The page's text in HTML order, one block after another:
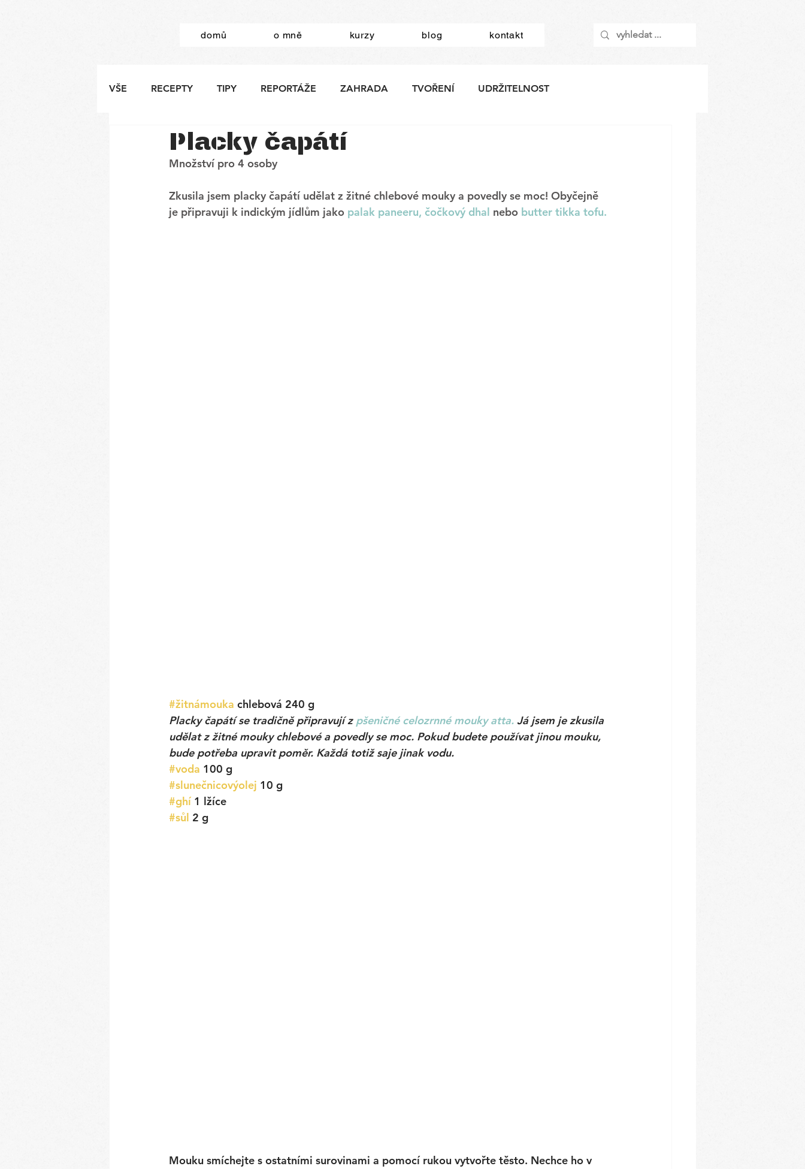
domů o mně kurzy blog kontakt
VŠE RECEPTY TIPY REPORTÁŽE ZAHRADA TVOŘENÍ UDRŽITELNOST
Placky čapátí
Množství pro 4 osoby
Zkusila jsem placky čapátí udělat z žitné chlebové mouky a povedly se moc! Obyčejně
je připravuji k indickým jídlům jako palak paneeru, čočkový dhal nebo butter tikka tofu.
#žitnámouka chlebová 240 g
Placky čapátí se tradičně připravují z pšeničné celozrnné mouky atta. Já jsem je zkusila
udělat z žitné mouky chlebové a povedly se moc. Pokud budete používat jinou mouku,
bude potřeba upravit poměr. Každá totiž saje jinak vodu.
#voda 100 g
#slunečnicovýolej 10 g
#ghí 1 lžíce
#sůl 2 g
Mouku smíchejte s ostatními surovinami a pomocí rukou vytvořte těsto. Nechce ho v